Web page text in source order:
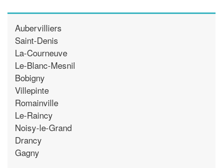
Aubervilliers
Saint-Denis
La-Courneuve
Le-Blanc-Mesnil
Bobigny
Villepinte
Romainville
Le-Raincy
Noisy-le-Grand
Drancy
Gagny